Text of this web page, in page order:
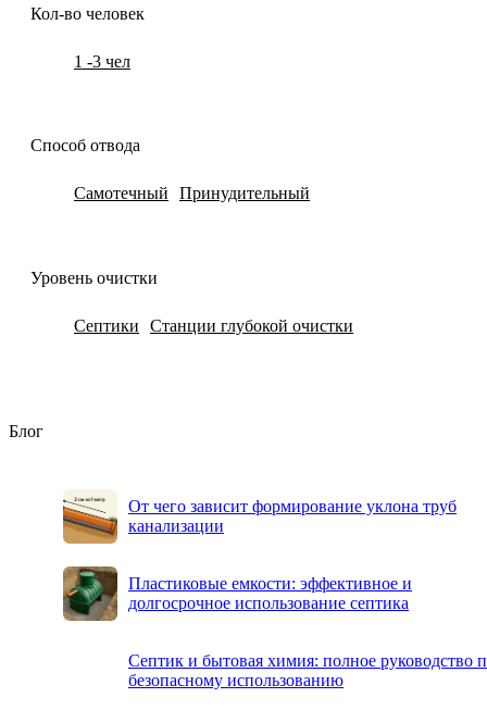
Кол-во человек
1 -3 чел
Способ отвода
Самотечный Принудительный
Уровень очистки
Септики Станции глубокой очистки
Блог
От чего зависит формирование уклона труб
канализации
Пластиковые емкости: эффективное и
долгосрочное использование септика
Септик и бытовая химия: полное руководство
безопасному использованию